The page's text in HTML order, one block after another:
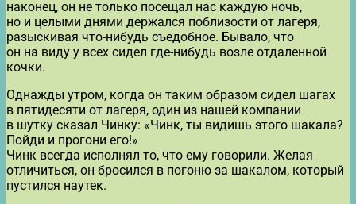
наконец, он не только посещал нас каждую ночь,
но и целыми днями держался поблизости от лагеря,
разыскивая что-нибудь съедобное. Бывало, что
он на виду у всех сидел где-нибудь возле отдаленной
кочки.
Однажды утром, когда он таким образом сидел шагах
в пятидесяти от лагеря, один из нашей компании
в шутку сказал Чинку: «Чинк, ты видишь этого шакала?
Пойди и прогони его!»
Чинк всегда исполнял то, что ему говорили. Желая
отличиться, он бросился в погоню за шакалом, который
пустился наутек.